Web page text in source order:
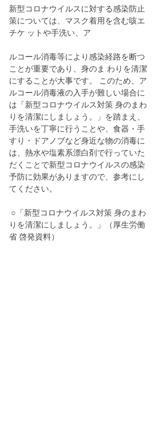
新型コロナウイルスに対する感染防止
策については、マスク着用を含む咳エ
チケ ットや手洗い、ア
ルコール消毒等により感染経路を断つ
ことが重要であり、身のま わりを清潔
にすることが大事です。 このため、ア
ルコール消毒液の入手が難しい場合に
は「新型コロナウイルス対策 身のまわ
りを清潔にしましょう。」を踏まえ、
手洗いを丁寧に行うことや、食器・手
すり・ドアノブなど身近な物の消毒に
は、熱水や塩素系漂白剤で行っていた
だくことで新型コロナウイルスの感染
予防に効果がありますので、参考にし
てください。
りを清潔にしましょう。」（厚生労働
省 啓発資料）